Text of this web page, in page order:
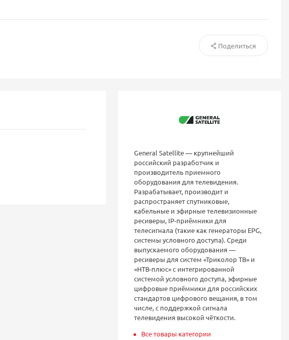
Поделиться
General Satellite — крупнейший
российский разработчик и
производитель приемного
оборудования для телевидения.
Разрабатывает, производит и
распространяет спутниковые,
кабельные и эфирные телевизионные
ресиверы, IP-приёмники для
телесигнала (такие как генераторы EPG,
системы условного доступа). Среди
выпускаемого оборудования —
ресиверы для систем «Триколор ТВ» и
«НТВ-плюс» с интегрированной
системой условного доступа, эфирные
цифровые приёмники для российских
стандартов цифрового вещания, в том
числе, с поддержкой сигнала
телевидения высокой чёткости.
Все товары категории